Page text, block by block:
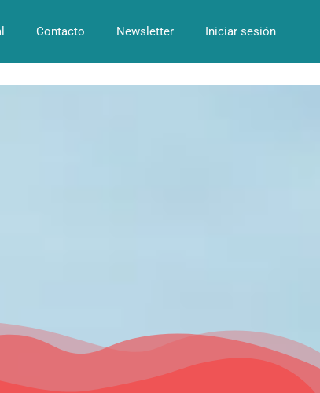
Contacto Newsletter Iniciar sesión